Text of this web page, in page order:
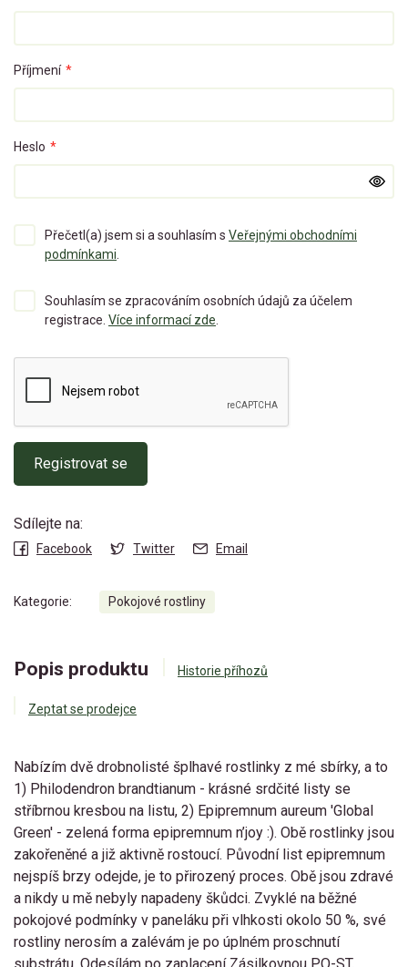
Příjmení *
Heslo *
Přečetl(a) jsem si a souhlasím s Veřejnými obchodními
podmínkami
Souhlasím se zpracováním osobních údajů za účelem
registrace. Více informací zde
Registrovat se
Sdílejte na:
Facebook Twitter Email
Kategorie: Pokojové rostliny
Popis produktu Historie příhozů
Zeptat se prodejce
Nabízím dvě drobnolisté šplhavé rostlinky z mé sbírky, a to
1) Philodendron brandtianum - krásné srdčité listy se
stříbrnou kresbou na listu, 2) Epipremnum aureum 'Global
Green' - zelená forma epipremnum n’joy :). Obě rostlinky jsou
zakořeněné a již aktivně rostoucí. Původní list epipremnum
nejspíš brzy odejde, je to přirozený proces. Obě jsou zdravé
a nikdy u mě nebyly napadeny škůdci. Zvyklé na běžné
pokojové podmínky v paneláku při vlhkosti okolo 50 %, své
rostliny nerosím a zalévám je po úplném proschnutí